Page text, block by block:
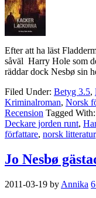
Efter att ha läst
såväl Harry Hole som
räddar dock Nesbø sin
Filed Under: Betyg 3.5,
Kriminalroman, Norsk
Recension Tagged With:
Deckare jorden runt,
författare, norsk litteratur
Jo Nesbø
2011-03-19 by Annika